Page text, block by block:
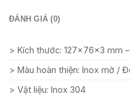
ĐÁNH GIÁ (0)
> Kích thước: 127x76x3 mm –
> Màu hoàn thiện: Inox mờ /
> Vật liệu: Inox 304